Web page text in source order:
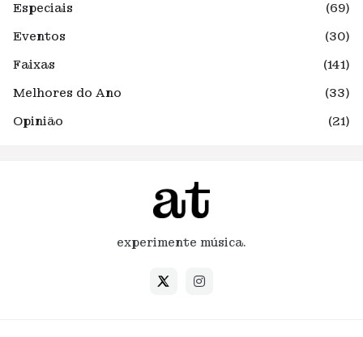
Especiais
(69)
Eventos
(30)
Faixas
(141)
Melhores do Ano
(33)
Opinião
(21)
experimente música.